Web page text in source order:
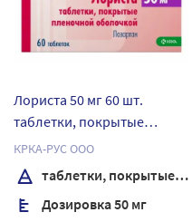
Лориста 50 мг 60 шт.
таблетки, покрытые
пленочной оболочкой
КРКА-РУС ООО
таблетки, покрытые пленочной оболочкой
Дозировка 50 мг